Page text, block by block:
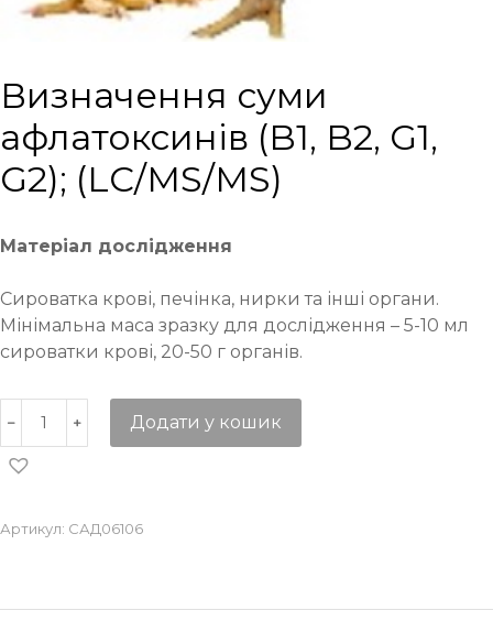
Визначення суми
афлатоксинів (B1, B2, G1,
G2); (LC/MS/MS)
Матеріал дослідження
Сироватка крові, печінка, нирки та інші органи.
Мінімальна маса зразку для дослідження – 5-10 мл
сироватки крові, 20-50 г органів.
Додати у кошик
Артикул: САД06106